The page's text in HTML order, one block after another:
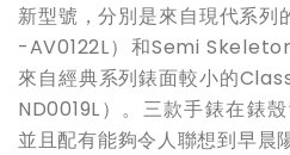
新型號，分別是來自現代系
-AV0122L）和Semi
來自經典系列錶面較小的
ND0019L）。三款手錶在錶
並且配有能夠令人聯想到早晨